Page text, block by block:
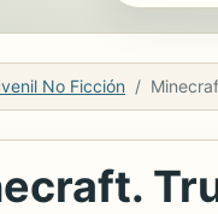
No Ficción